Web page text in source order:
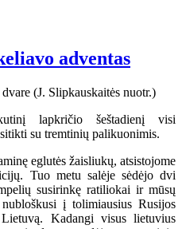
adventas
lapkričio šeštadienį visi
su tremtinių palikuonimis.
eglutės žaisliukų, atsistojome
Tuo metu salėje sėdėjo dvi
susirinkę ratiliokai ir mūsų
į tolimiausius Rusijos
Kadangi visus lietuvius